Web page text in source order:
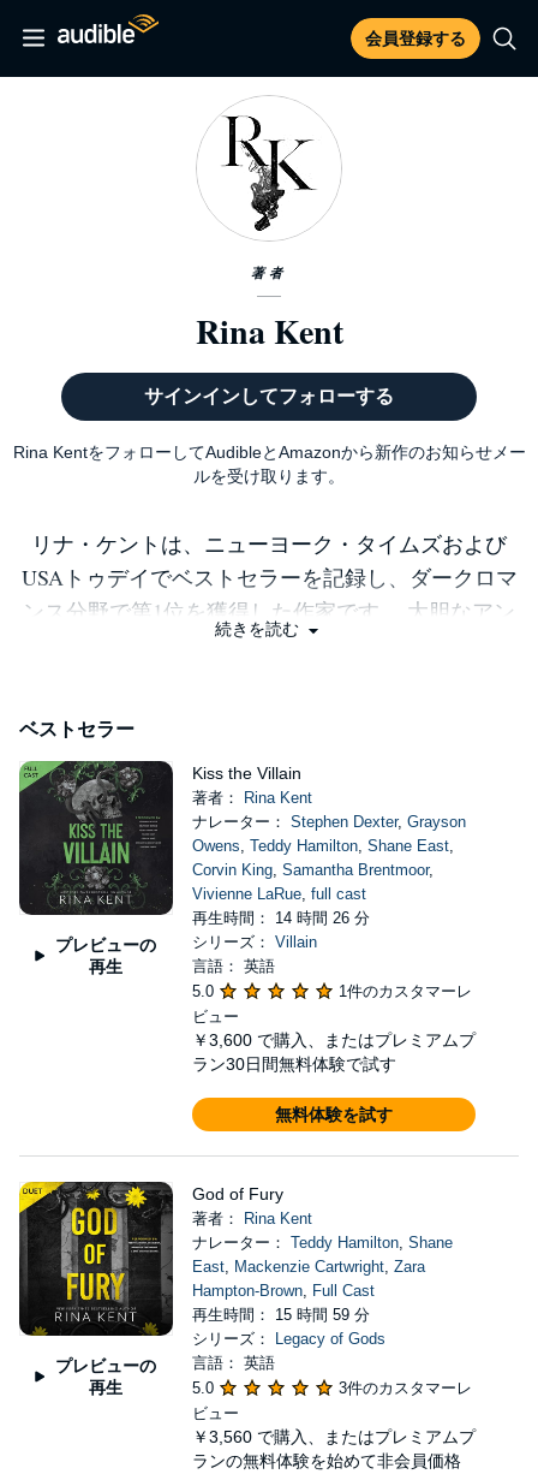
会員登録する
著者
Rina Kent
サインインしてフォローする
Rina KentをフォローしてAudibleとAmazonから新作のお知らせメー
ルを受け取ります。
リナ・ケントは、ニューヨーク・タイムズおよび
USAトゥデイでベストセラーを記録し、ダークロマ
ンス分野で第1位を獲得した作家です。 大胆なアン
チヒーローや魅力的なヴィランを描くことで知られ
す。作品にはほのかな闇と切なさ、そして胸を高鳴
らせる強い感情が繊細に織り込まれています。 広
がり続ける“リナ・ユニバース”で新たな物語を生み
出していないときは、ロンドンで穏やかな私生活を
送り、旅を楽しみながら、愛する猫たちとの時間を
大切にしています。
続きを読む
ベストセラー
プレビューの
再生
Kiss the Villain
著者：
Rina Kent
ナレーター： Stephen Dexter, Grayson
Owens, Teddy Hamilton, Shane East,
Corvin King, Samantha Brentmoor,
Vivienne LaRue, full cast
再生時間： 14 時間 26 分
シリーズ： Villain
言語： 英語
5.0
1件のカスタマーレ
ビュー
￥3,600 で購入、またはプレミアムプ
ラン30日間無料体験で試す
無料体験を試す
プレビューの
再生
God of Fury
著者：
Rina Kent
ナレーター： Teddy Hamilton, Shane
East, Mackenzie Cartwright, Zara
Hampton-Brown, Full Cast
再生時間： 15 時間 59 分
シリーズ：
Legacy of Gods
言語： 英語
5.0
3件のカスタマーレ
ビュー
￥3,560 で購入、またはプレミアムプ
ランの無料体験を始めて非会員価格